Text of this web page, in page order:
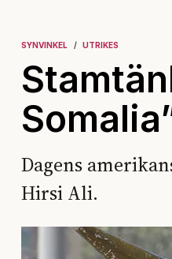
SYNVINKEL UTRIKES
Dagens
Hirsi Ali.